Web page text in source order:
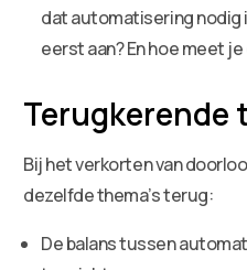
dat automatisering nodig
eerst aan? En hoe meet
Terugkerende
Bij het verkorten van
dezelfde thema’s terug:
De balans tussen